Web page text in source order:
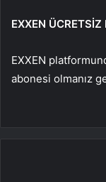
EXXEN ÜCRETSİZ
EXXEN
abonesi olmanız